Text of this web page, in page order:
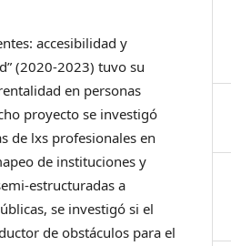
accesibilidad y
(2020-2023) tuvo su
en personas
proyecto se investigó
de lxs profesionales en
de instituciones y
estructuradas a
se investigó si el
de obstáculos para el